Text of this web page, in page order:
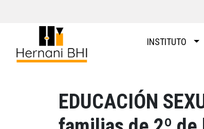
INSTITUTO
EDUCACIÓN